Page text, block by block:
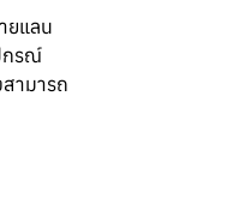
ยแลน
กรณ์
ามารถ